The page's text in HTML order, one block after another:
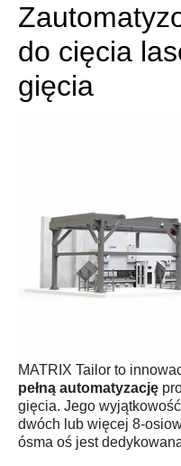
do cięcia
gięcia
MATRIX Tailor to
pełną automatyzację
gięcia. Jego
dwóch lub więcej 8-
ósma oś jest